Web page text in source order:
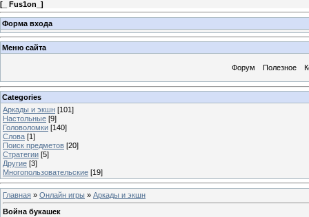
[ _ Fus1on_ ]
Форма входа
Меню сайта
Форум Полезное
Categories
Аркады и экшн [101]
Настольные [9]
Головоломки [140]
Слова [1]
Поиск предметов [20]
Стратегии [5]
Другие [3]
Многопользовательские [19]
Главная » Онлайн игры » Аркады и экшн
Война букашек